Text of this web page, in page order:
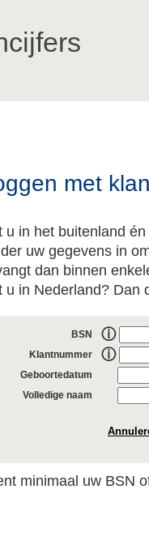
met
u in het buitenland
uw gegevens in
dan binnen
u in Nederland? Dan
BSN ⓘ
Klantnummer ⓘ
Geboortedatum
Volledige naam
minimaal uw BSN